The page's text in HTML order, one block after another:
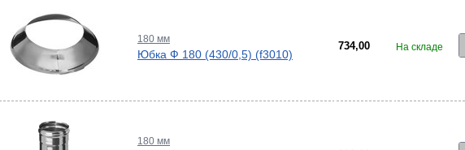
180 мм
Юбка Ф 180 (430/0,5) (f3010)
734,00 На складе
180 мм